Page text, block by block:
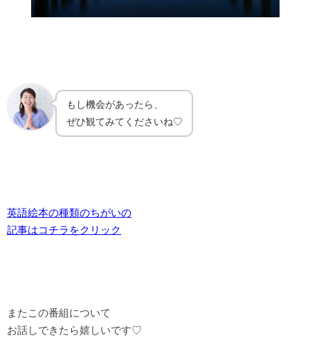
もし機会があったら、
ぜひ観てみてくださいね♡
英語絵本の種類のちがいの
記事はコチラをクリック
またこの番組について
お話しできたら嬉しいです♡